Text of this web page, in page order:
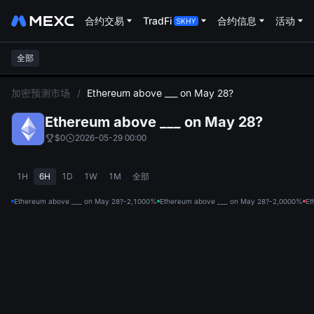
合约交易 TradFi 合约信息 活动
全部
加密预测市场 / Ethereum above ___ on May 28?
Ethereum above ___ on May 28?
$0 2026-05-29 00:00
1H 6H 1D 1W 1M 全部
Ethereum above ___ on May 28?-2,1000% Ethereum above ___ on May 28?-2,0000%